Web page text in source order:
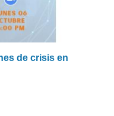
de crisis en